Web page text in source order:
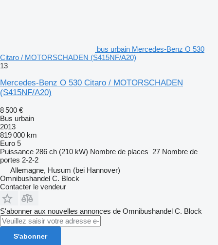
bus urbain Mercedes-Benz O 530
Citaro / MOTORSCHADEN (S415NF/A20)
13
Mercedes-Benz O 530 Citaro / MOTORSCHADEN
(S415NF/A20)
8 500 €
Bus urbain
2013
819 000 km
Euro 5
Puissance 286 ch (210 kW) Nombre de places 27 Nombre de
portes 2-2-2
Allemagne, Husum (bei Hannover)
Omnibushandel C. Block
Contacter le vendeur
S'abonner aux nouvelles annonces de Omnibushandel C. Block
S'abonner